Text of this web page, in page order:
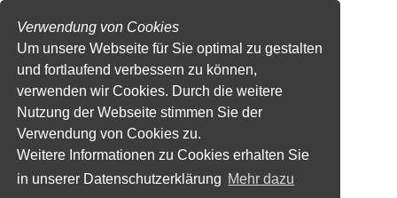
Verwendung von Cookies
Um unsere Webseite für Sie optimal zu gestalten
und fortlaufend verbessern zu können,
verwenden wir Cookies. Durch die weitere
Nutzung der Webseite stimmen Sie der
Verwendung von Cookies zu.
Weitere Informationen zu Cookies erhalten Sie
in unserer Datenschutzerklärung Mehr dazu